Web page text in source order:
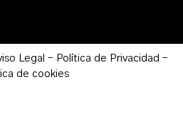
Legal – Política de Privacidad –
de cookies